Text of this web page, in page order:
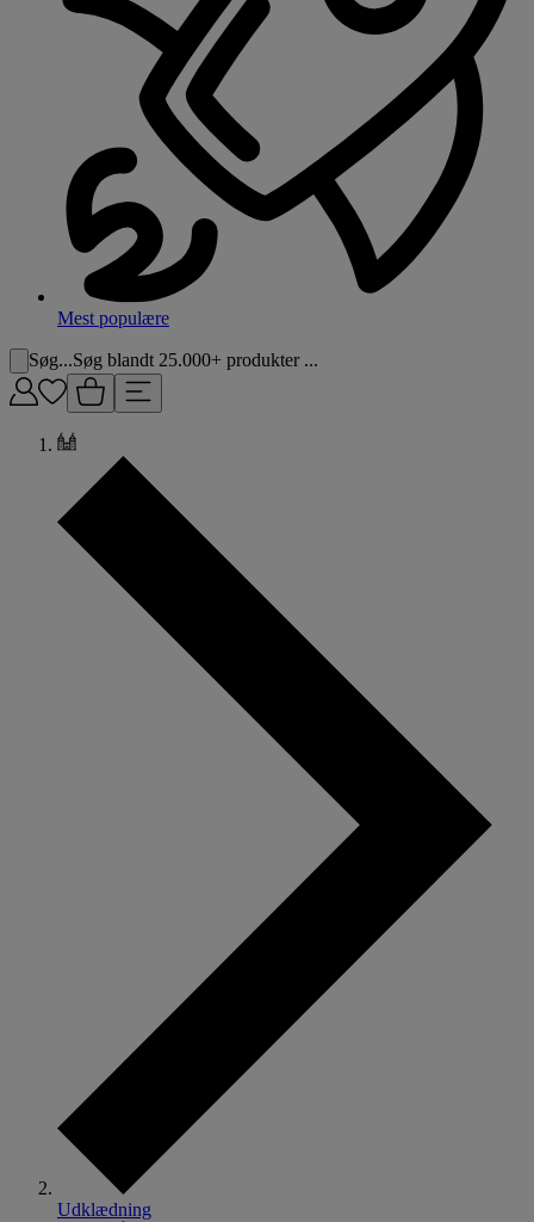
Mest populære
Søg...Søg blandt 25.000+ produkter ...
Udklædning